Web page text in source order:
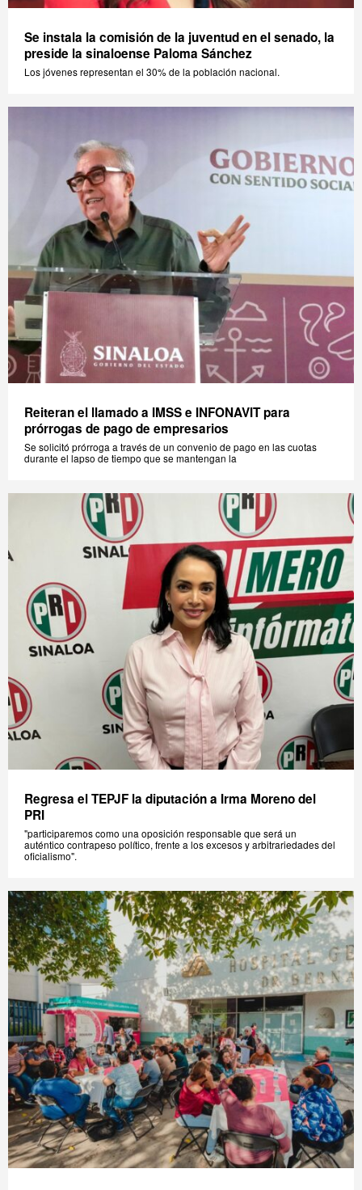
Se instala la comisión de la juventud en el senado, la
preside la sinaloense Paloma Sánchez
Los jóvenes representan el 30% de la población nacional.
Reiteran el llamado a IMSS e INFONAVIT para
prórrogas de pago de empresarios
Se solicitó prórroga a través de un convenio de pago en las cuotas
durante el lapso de tiempo que se mantengan la
Regresa el TEPJF la diputación a Irma Moreno del
PRI
"participaremos como una oposición responsable que será un
auténtico contrapeso político, frente a los excesos y arbitrariedades del
oficialismo".